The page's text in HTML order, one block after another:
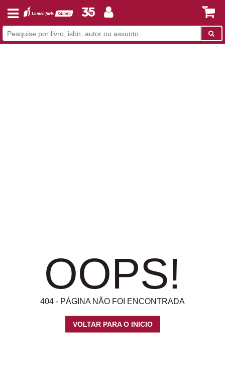
OOPS!
404 - PÁGINA NÃO FOI ENCONTRADA
VOLTAR PARA O INICIO